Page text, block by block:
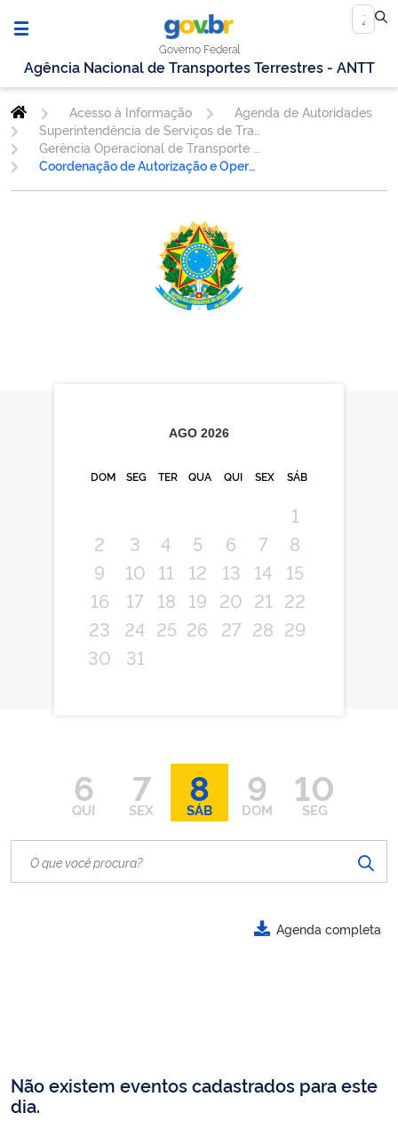
Governo Federal
Agência Nacional de Transportes Terrestres - ANTT
Acesso à Informação
Agenda de Autoridades
Coordenação de Autorização e Operações do Transporte Internacional de Passageiros - COTIN
AGO 2026
DOM SEG TER QUA QUI SEX SÁB
1
2
3 4 5 6 7
8
9
10 11 12 13 14
15
16
17 18 19 20 21
22
23
24 25 26 27 28 29
30
31
6
QUI
7
SEX
8
SÁB
9
DOM
10
SEG
Agenda completa
Não existem eventos cadastrados para este
dia.